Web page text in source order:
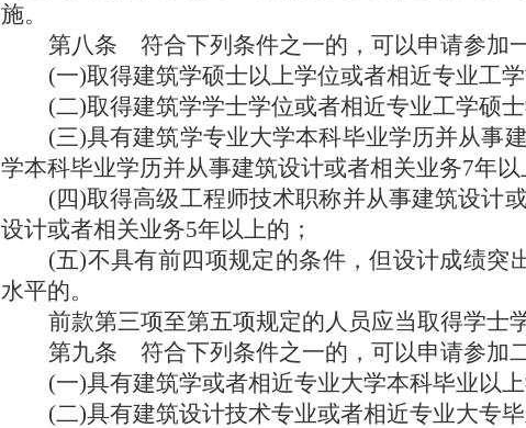
施。
第八条 符合下列条件之一的，可以申请参加
(一)取得建筑学硕士以上学位或者相近专业工学
(二)取得建筑学学士学位或者相近专业工学硕
(三)具有建筑学专业大学本科毕业学历并从事
学本科毕业学历并从事建筑设计或者相关业务7年以
(四)取得高级工程师技术职称并从事建筑设计
设计或者相关业务5年以上的；
(五)不具有前四项规定的条件，但设计成绩
水平的。
前款第三项至第五项规定的人员应当取得学士学
第九条 符合下列条件之一的，可以申请参加
(一)具有建筑学或者相近专业大学本科毕业以
(二)具有建筑设计技术专业或者相近专业大专